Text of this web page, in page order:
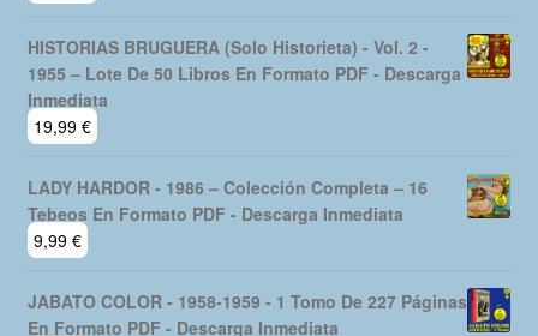
HISTORIAS BRUGUERA (Solo Historieta) - Vol. 2 -
1955 – Lote De 50 Libros En Formato PDF - Descarga
Inmediata
19,99 €
LADY HARDOR - 1986 – Colección Completa – 16
Tebeos En Formato PDF - Descarga Inmediata
9,99 €
JABATO COLOR - 1958-1959 - 1 Tomo De 227 Páginas
En Formato PDF - Descarga Inmediata